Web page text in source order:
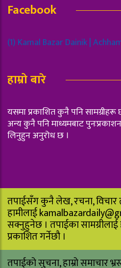
Facebook
(1) Kamal Bazar Dainik |
हाम्रो बारे
यसमा प्रकाशित कुनै पनि सामग्रीहरू
अन्य कुनै पनि माध्यमबाट
लिनुहुन अनुरोध छ ।
तपाईसँग कुनै लेख, रचना,
हामीलाई
सक्नुहुनेछ । तपाईका सामग्रीलाई
प्रकाशित गर्नेछौ ।
तपाईको सुचना, हाम्रो समाचार